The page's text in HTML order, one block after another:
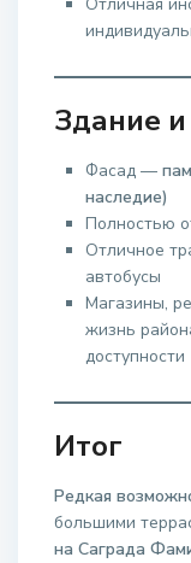
Здание
Фасад —
наследие)
Полностью
Отличное
автобусы
Магазины,
жизнь
доступности
Итог
Редкая
большими
на Саграда